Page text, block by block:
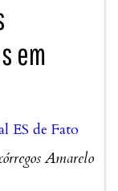
em
Amarelo